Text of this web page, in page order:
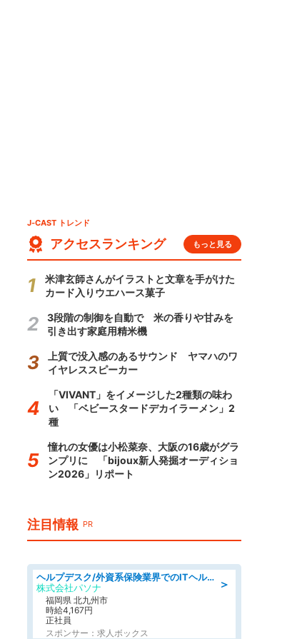
J-CAST トレンド
アクセスランキング もっと見る
米津玄師さんがイラストと文章を手がけた
カード入りウエハース菓子
3段階の制御を自動で 米の香りや甘みを
引き出す家庭用精米機
上質で没入感のあるサウンド ヤマハのワ
イヤレススピーカー
「VIVANT」をイメージした2種類の味わ
い 「ベビースタードデカイラーメン」2
種
憧れの女優は小松菜奈、大阪の16歳がグラ
ンプリに 「bijoux新人発掘オーディショ
ン2026」リポート
注目情報 PR
＞
ヘルプデスク/外資系保険業界でのITヘルプデスク業務/駅近/即日勤務可/ヘルプデスク
株式会社パソナ
福岡県 北九州市
時給4,167円
正社員
スポンサー：求人ボックス